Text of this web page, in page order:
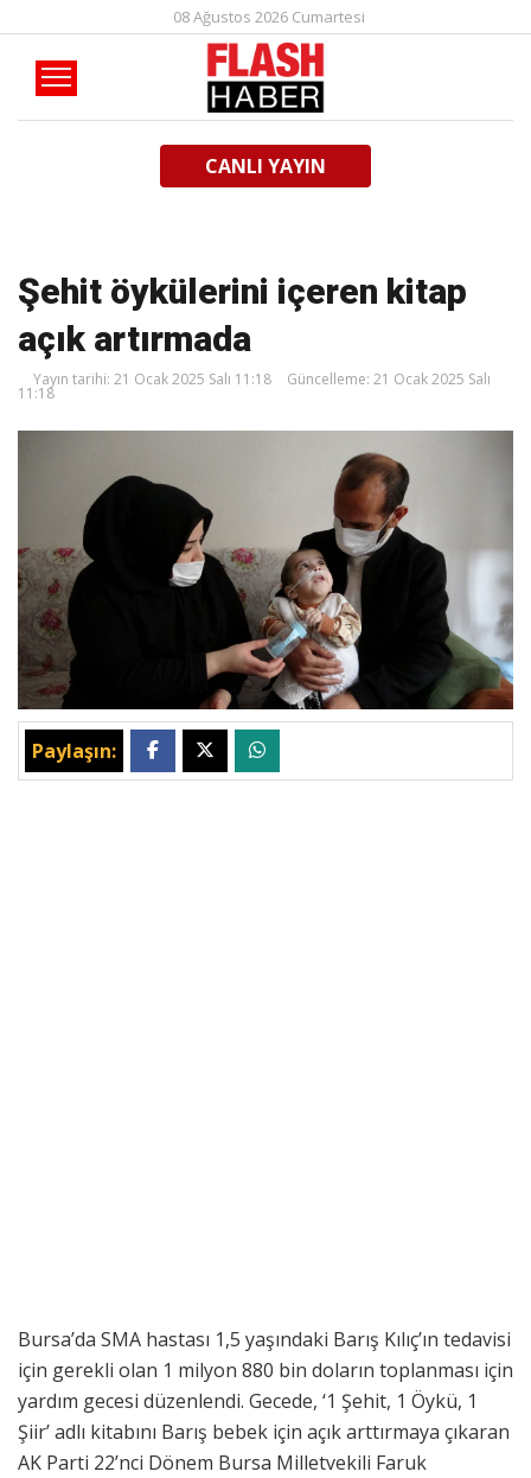
08 Ağustos 2026 Cumartesi
CANLI YAYIN
Şehit öykülerini içeren kitap
açık artırmada
Yayın tarihi: 21 Ocak 2025 Salı 11:18 Güncelleme: 21 Ocak 2025 Salı
11:18
Paylaşın:
Bursa’da SMA hastası 1,5 yaşındaki Barış Kılıç’ın tedavisi
için gerekli olan 1 milyon 880 bin doların toplanması için
yardım gecesi düzenlendi. Gecede, ‘1 Şehit, 1 Öykü, 1
Şiir’ adlı kitabını Barış bebek için açık arttırmaya çıkaran
AK Parti 22’nci Dönem Bursa Milletvekili Faruk